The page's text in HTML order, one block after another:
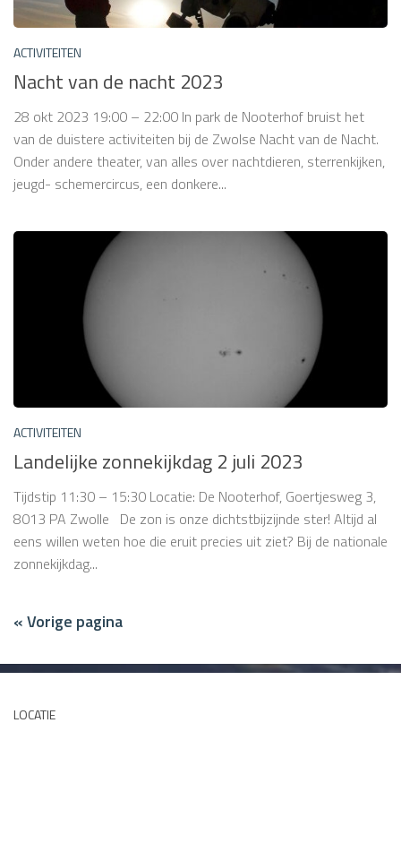
ACTIVITEITEN
Nacht van de nacht 2023
28 okt 2023 19:00 – 22:00 In park de Nooterhof bruist het
van de duistere activiteiten bij de Zwolse Nacht van de Nacht.
Onder andere theater, van alles over nachtdieren, sterrenkijken,
jeugd- schemercircus, een donkere...
ACTIVITEITEN
Landelijke zonnekijkdag 2 juli 2023
Tijdstip 11:30 – 15:30 Locatie: De Nooterhof, Goertjesweg 3,
8013 PA Zwolle De zon is onze dichtstbijzijnde ster! Altijd al
eens willen weten hoe die eruit precies uit ziet? Bij de nationale
zonnekijkdag...
« Vorige pagina
LOCATIE